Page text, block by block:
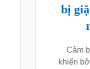
bị
Cảm
khiển